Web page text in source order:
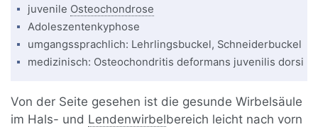
juvenile Osteochondrose
Adoleszentenkyphose
umgangssprachlich: Lehrlingsbuckel, Schneiderbuckel
medizinisch: Osteochondritis deformans juvenilis dorsi
Von der Seite gesehen ist die gesunde Wirbelsäule
im Hals- und Lendenwirbelbereich leicht nach vorn